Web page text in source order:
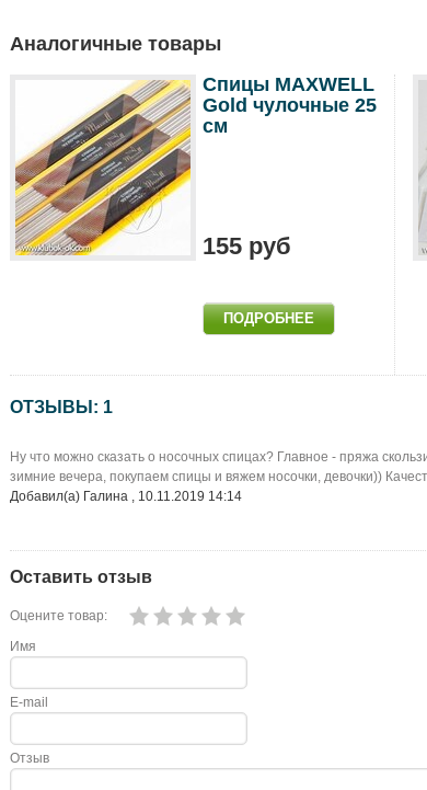
Аналогичные товары
Спицы MAXWELL
Gold чулочные 25
см
155 руб
ОТЗЫВЫ: 1
Ну что можно сказать о носочных спицах? Главное - пряжа
зимние вечера, покупаем спицы и вяжем носочки, девочки))
Добавил(а) Галина , 10.11.2019 14:14
Оставить отзыв
Оцените товар:
Имя
E-mail
Отзыв